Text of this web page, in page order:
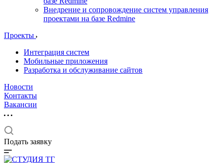
Внедрение и сопровождение систем управления
проектами на базе Redmine
Проекты
Интеграция систем
Мобильные приложения
Разработка и обслуживание сайтов
Новости
Контакты
Вакансии
Подать заявку